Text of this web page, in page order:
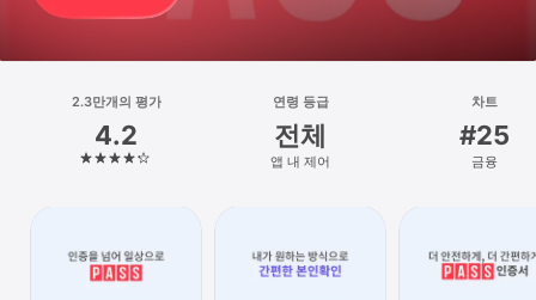
검색
iPhone
2.3만개의 평가
4.2
연령 등급
전체
앱 내 제어
차트
#25
금융